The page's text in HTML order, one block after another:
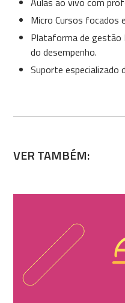
Micro Cursos focados
Plataforma de gestão
do desempenho.
Suporte especializado
VER TAMBÉM: